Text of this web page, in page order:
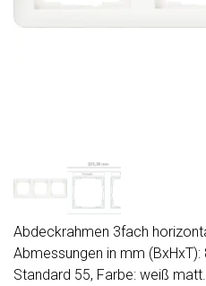
Abdeckrahmen 3fach
Abmessungen in mm
Standard 55, Farbe: weiß matt.